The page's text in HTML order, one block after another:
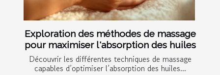
Exploration des méthodes de massage
pour maximiser l'absorption des huiles
Découvrir les différentes techniques de massage
capables d’optimiser l’absorption des huiles...